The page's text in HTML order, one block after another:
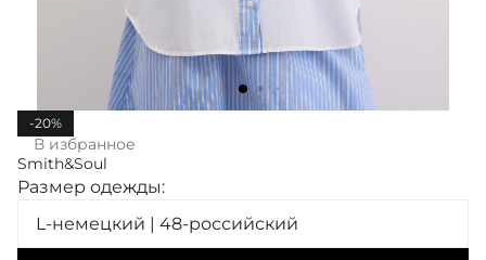
-20%
В избранное
Smith&Soul
Размер одежды:
L-немецкий | 48-российский